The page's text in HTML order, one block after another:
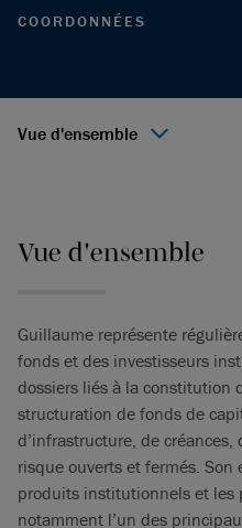
COORDONNÉES
Vue d'ensemble
Vue d'ensemble
Guillaume représente
fonds et des investisseurs
dossiers liés à la constitution
structuration de fonds de
d’infrastructure, de
risque ouverts et fermés. Son
produits institutionnels et les
notamment l’un des